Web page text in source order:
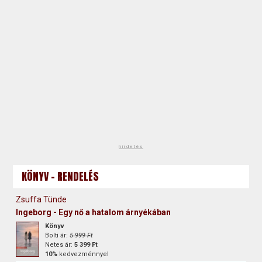
hirdetés
KÖNYV - RENDELÉS
Zsuffa Tünde
Ingeborg - Egy nő a hatalom árnyékában
Könyv
Bolti ár:5 999 Ft
Netes ár:5 399 Ft
10% kedvezménnyel